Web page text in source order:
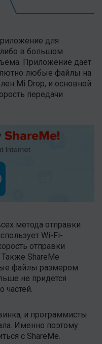
для
в большом
Приложение дает
любые файлы на
Mi Drop, и основной
передачи
метода отправки
Wi-Fi-
отправки
ShareMe
файлы размером
не придется
частей.
и программисты
Именно поэтому
с ShareMe.